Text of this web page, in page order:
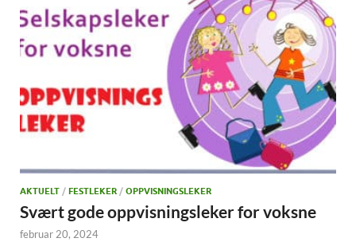
AKTUELT / FESTLEKER / OPPVISNINGSLEKER
Svært gode oppvisningsleker for voksne
februar 20, 2024